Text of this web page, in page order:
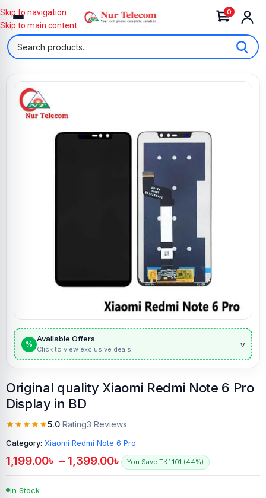
0
Skip to navigation
Skip to main content
%
Available Offers
Click to view exclusive deals v
Original quality Xiaomi Redmi Note 6 Pro
Display in BD
5.0 Rating3 Reviews
Category: Xiaomi Redmi Note 6 Pro
1,199.00৳ – 1,399.00৳ You Save TK.1,101 (44%)
In Stock